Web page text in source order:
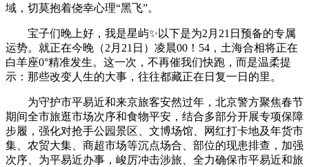
域，切莫抱着侥幸心理“黑飞”。
宝子们晚上好，我是星屿✨以下是为2月21日预备的专属
运势。就正在今晚（2月21日）凌晨00！54，土海合相将正在
白羊座0°精准发生。这一次，不再催我们快跑，而是温柔提
示：那些改变人生的大事，往往都藏正在日复一日的里。
为守护市平易近和来京旅客安然过年，北京警方聚焦春节
期间全市旅逛市场次序和食物平安，结合多部分开展专项保障
步履，强化对抢手公园景区、文博场馆、网红打卡地及年货市
集、农贸大集、商超市场等沉点场合、部位的现患排查，加强
次序、为平易近办事，峻厉冲击涉旅、全力确保市平易近和旅